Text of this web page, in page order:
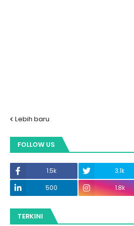
Lebih baru
FOLLOW US
1.5k 3.1k
500
1.8k
TERKINI